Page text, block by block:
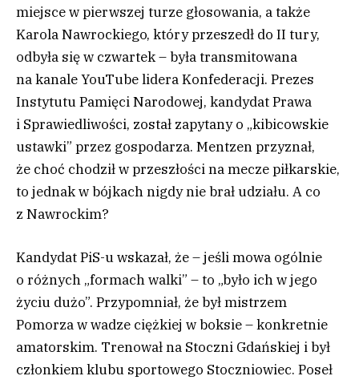
miejsce w pierwszej turze głosowania, a także
Karola Nawrockiego, który przeszedł do II tury,
odbyła się w czwartek – była transmitowana
na kanale YouTube lidera Konfederacji. Prezes
Instytutu Pamięci Narodowej, kandydat Prawa
i Sprawiedliwości, został zapytany o „kibicowskie
ustawki” przez gospodarza. Mentzen przyznał,
że choć chodził w przeszłości na mecze piłkarskie,
to jednak w bójkach nigdy nie brał udziału. A co
z Nawrockim?
Kandydat PiS-u wskazał, że – jeśli mowa ogólnie
o różnych „formach walki” – to „było ich w jego
życiu dużo”. Przypomniał, że był mistrzem
Pomorza w wadze ciężkiej w boksie – konkretnie
amatorskim. Trenował na Stoczni Gdańskiej i był
członkiem klubu sportowego Stoczniowiec. Poseł